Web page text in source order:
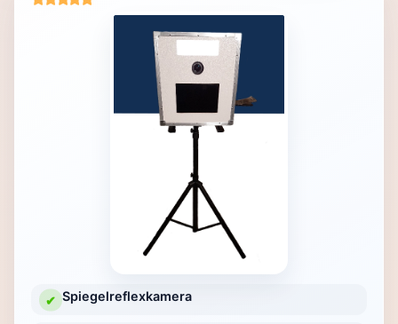
✔ Spiegelreflexkamera